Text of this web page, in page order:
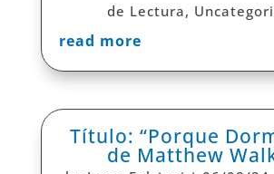
de Lectura,
read more
Título: “Porque
de Matthew